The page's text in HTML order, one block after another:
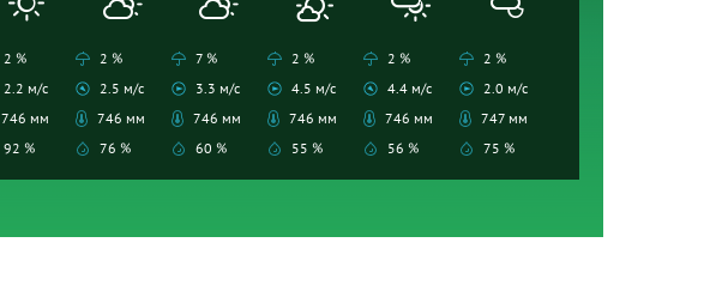
2 %
2.2 м/с
746 мм
92 %
2 %
2.5 м/с
746 мм
76 %
7 %
3.3 м/с
746 мм
60 %
2 %
4.5 м/с
746 мм
55 %
2 %
4.4 м/с
746 мм
56 %
2 %
2.0 м/с
747 мм
75 %